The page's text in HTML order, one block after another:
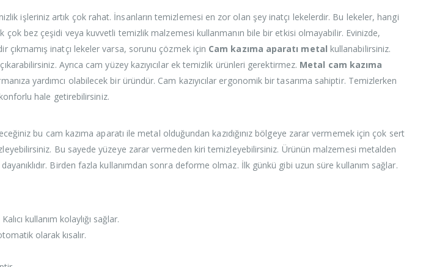
işleriniz artık çok rahat. İnsanların temizlemesi en zor olan şey inatçı lekelerdir. Bu lekeler, hangi
çok bez çeşidi veya kuvvetli temizlik malzemesi kullanmanın bile bir etkisi olmayabilir. Evinizde,
çıkmamış inatçı lekeler varsa, sorunu çözmek için Cam kazıma aparatı metal kullanabilirsiniz.
Ayrıca cam yüzey kazıyıcılar ek temizlik ürünleri gerektirmez. Metal cam kazıma
yardımcı olabilecek bir üründür. Cam kazıyıcılar ergonomik bir tasarıma sahiptir. Temizlerken
hale getirebilirsiniz.
bu cam kazıma aparatı ile metal olduğundan kazıdığınız bölgeye zarar vermemek için çok sert
Bu sayede yüzeye zarar vermeden kiri temizleyebilirsiniz. Ürünün malzemesi metalden
Birden fazla kullanımdan sonra deforme olmaz. İlk günkü gibi uzun süre kullanım sağlar.
kullanım kolaylığı sağlar.
olarak kısalır.